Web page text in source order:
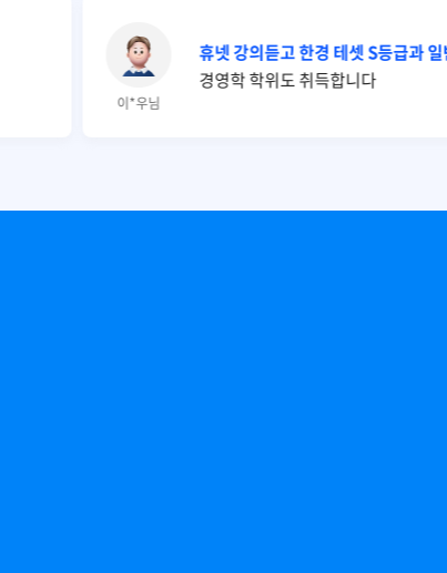
이*우님
휴넷 강의듣고 한경 테셋 S등급과
경영학 학위도 취득합니다